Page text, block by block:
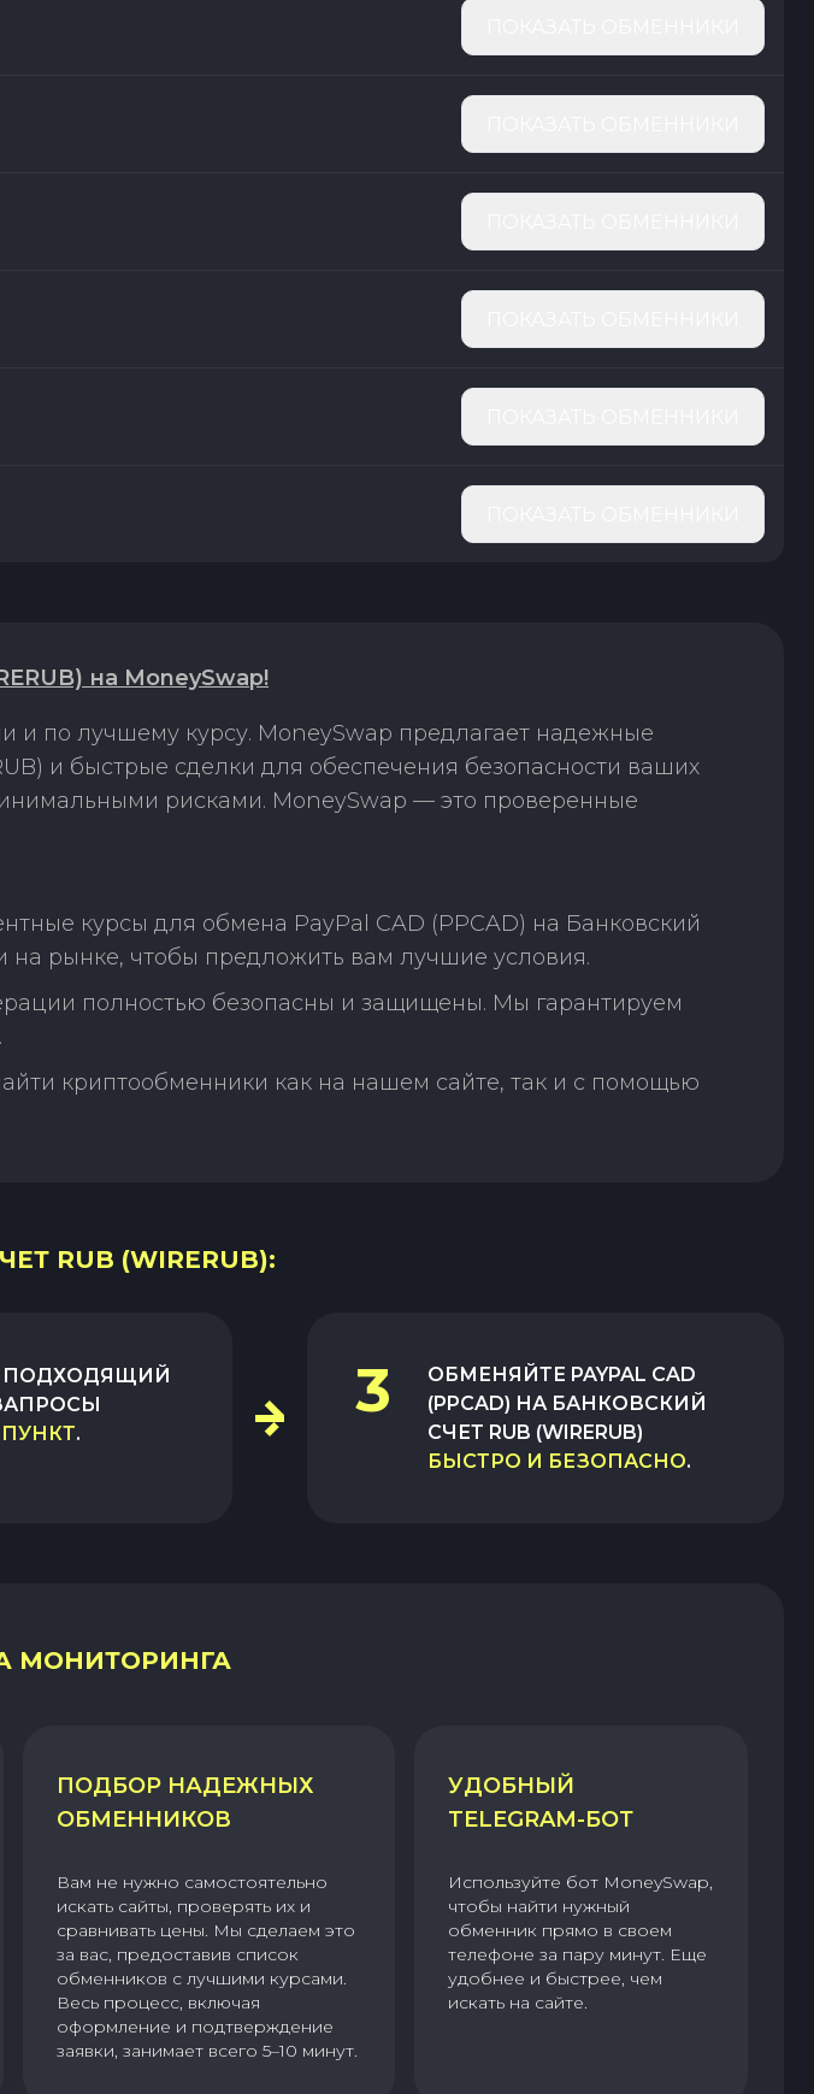
на MoneySwap!
и по лучшему курсу. MoneySwap предлагает надежные
и быстрые сделки для обеспечения безопасности ваших
рисками. MoneySwap — это проверенные
курсы для обмена PayPal CAD (PPCAD) на Банковский
на рынке, чтобы предложить вам лучшие условия.
полностью безопасны и защищены. Мы гарантируем
криптообменники как на нашем сайте, так и с помощью
RUB (WIRERUB):
ПОДХОДЯЩИЙ
.
3 ОБМЕНЯЙТЕ PAYPAL CAD
(PPCAD) НА БАНКОВСКИЙ
СЧЕТ RUB (WIRERUB)
БЫСТРО И БЕЗОПАСНО.
МОНИТОРИНГА
ПОДБОР НАДЕЖНЫХ
ОБМЕННИКОВ
Вам не нужно самостоятельно
искать сайты, проверять их и
сравнивать цены. Мы сделаем это
за вас, предоставив список
обменников с лучшими курсами.
Весь процесс, включая
оформление и подтверждение
заявки, занимает всего 5–10 минут.
УДОБНЫЙ
TELEGRAM-БОТ
Используйте бот MoneySwap,
чтобы найти нужный
обменник прямо в своем
телефоне за пару минут. Еще
удобнее и быстрее, чем
искать на сайте.